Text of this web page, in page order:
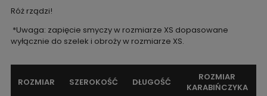
Róż rządzi!
*Uwaga: zapięcie smyczy w rozmiarze XS dopasowane
wyłącznie do szelek i obroży w rozmiarze XS.
ROZMIAR SZEROKOŚĆ DŁUGOŚĆ
ROZMIAR
KARABIŃCZYKA